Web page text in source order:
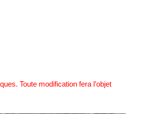
Toute modification fera l’objet